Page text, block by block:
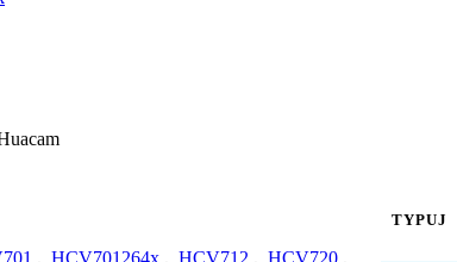
TYPUJ
, HCV701264x , HCV712 , HCV720 ,